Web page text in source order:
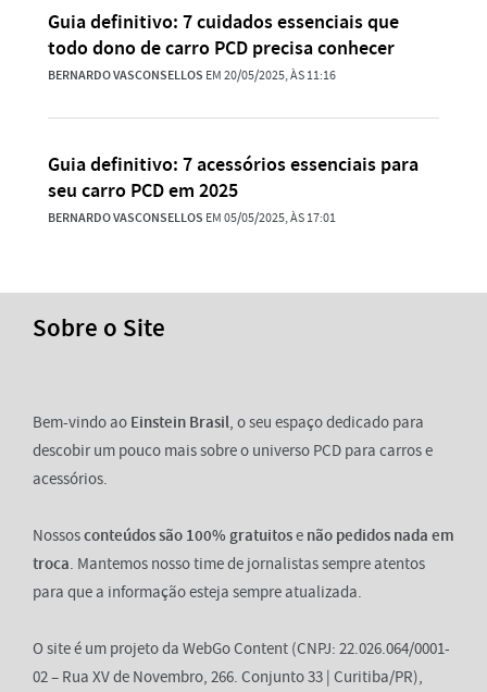
Guia definitivo: 7 cuidados essenciais que
todo dono de carro PCD precisa conhecer
BERNARDO VASCONSELLOS EM 20/05/2025, ÀS 11:16
Guia definitivo: 7 acessórios essenciais para
seu carro PCD em 2025
BERNARDO VASCONSELLOS EM 05/05/2025, ÀS 17:01
Sobre o Site
Bem-vindo ao Einstein Brasil, o seu espaço dedicado para
descobir um pouco mais sobre o universo PCD para carros e
acessórios.
Nossosconteúdos são 100% gratuitose não pedidos nada em
troca. Mantemos nosso time de jornalistas sempre atentos
para que a informação esteja sempre atualizada.
O site é um projeto da WebGo Content (CNPJ: 22.026.064/0001-
02 – Rua XV de Novembro, 266. Conjunto 33 | Curitiba/PR),